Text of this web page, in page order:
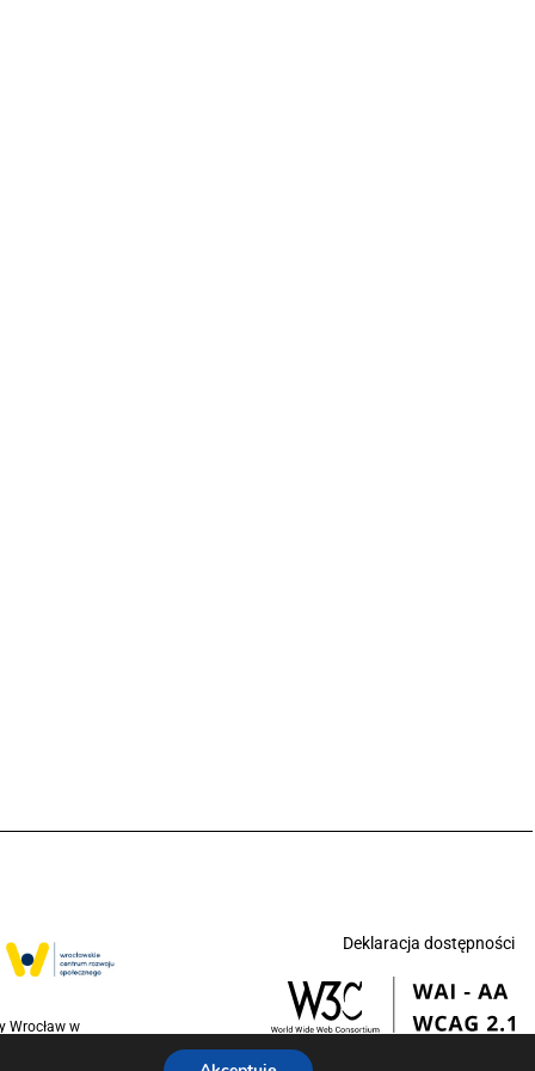
Wrocław w
Deklaracja dostępności